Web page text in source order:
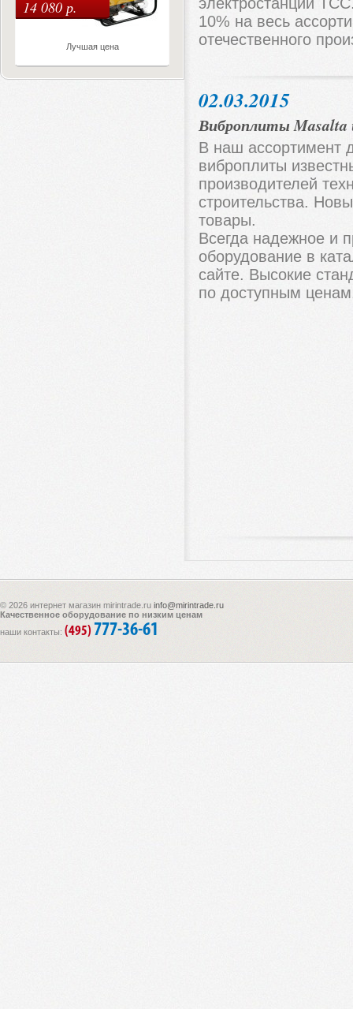
14 080 р.
Лучшая цена
10% на весь
отечественного
02.03.2015
Виброплиты Masalta
В наш ассортимент
виброплиты
производителей
строительства.
товары.
Всегда надежное и
оборудование в
сайте. Высокие
по доступным
© 2026 интернет магазин mirintrade.ru info@mirintrade.ru
Качественное оборудование по низким ценам
наши контакты: (495) 777-36-61